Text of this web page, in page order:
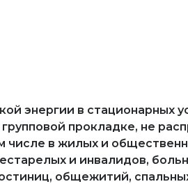
энергии в стационарных
прокладке, не
в жилых и
и инвалидов,
общежитий,